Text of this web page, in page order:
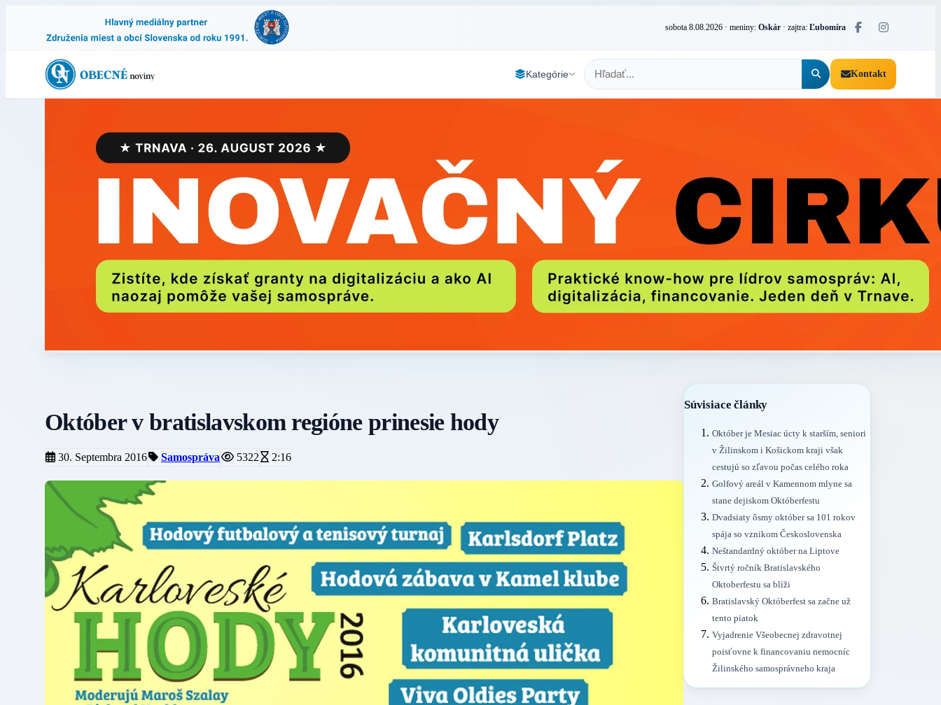
sobota 8.08.2026 · meniny: Oskár · zajtra: Ľubomíra
Kategórie Kontakt
Október v bratislavskom regióne prinesie hody
30. Septembra 2016 Samospráva 5322 2:16
Súvisiace články
Október je Mesiac úcty k starším, seniori
v Žilinskom i Košickom kraji však
cestujú so zľavou počas celého roka
Golfový areál v Kamennom mlyne sa
stane dejiskom Októberfestu
Dvadsiaty ôsmy október sa 101 rokov
spája so vznikom Československa
Neštandardný október na Liptove
Štvrtý ročník Bratislavského
Oktoberfestu sa blíži
Bratislavský Októberfest sa začne už
tento piatok
Vyjadrenie Všeobecnej zdravotnej
poisťovne k financovaniu nemocníc
Žilinského samosprávneho kraja